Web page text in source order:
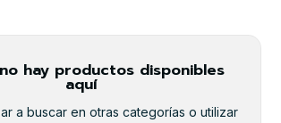
hay productos disponibles
aquí
a buscar en otras categorías o utilizar